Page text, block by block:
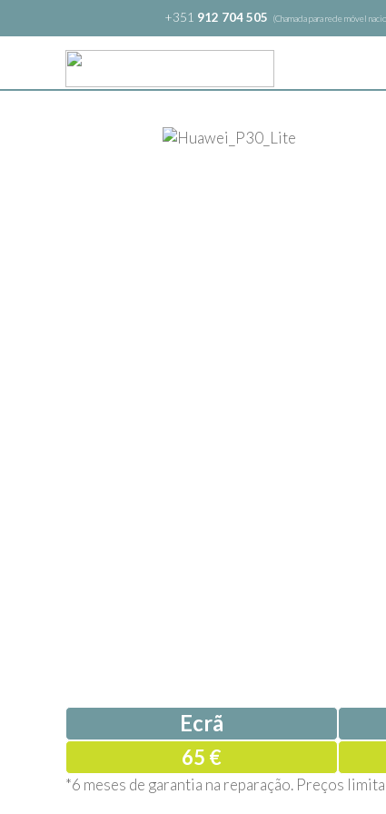
+351 912 704 505 (Chamada para rede móvel
Ecrã
65 €
*6 meses de garantia na reparação. Preços